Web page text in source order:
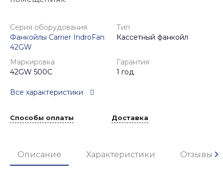
Серия оборудования
Фанкойлы Carrier IndroFan
42GW
Тип
Кассетный фанкойл
Маркировка
42GW 500C
Гарантия
1 год
Все характеристики
Способы оплаты Доставка
Описание Характеристики Отзывы